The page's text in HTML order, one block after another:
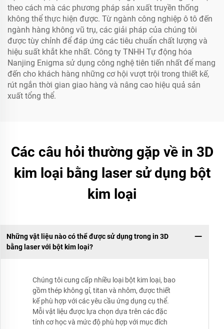
theo cách mà các phương pháp sản xuất truyền thống
không thể thực hiện được. Từ ngành công nghiệp ô tô đến
ngành hàng không vũ trụ, các giải pháp của chúng tôi
được tùy chỉnh để đáp ứng các tiêu chuẩn chất lượng và
hiệu suất khắt khe nhất. Công ty TNHH Tự động hóa
Nanjing Enigma sử dụng công nghệ tiên tiến nhất để mang
đến cho khách hàng những cơ hội vượt trội trong thiết kế,
rút ngắn thời gian giao hàng và nâng cao hiệu quả sản
xuất tổng thể.
Các câu hỏi thường gặp về in 3D
kim loại bằng laser sử dụng bột
kim loại
Những vật liệu nào có thể được sử dụng trong in 3D
bằng laser với bột kim loại?
Chúng tôi cung cấp nhiều loại bột kim loại, bao
gồm thép không gỉ, titan và nhôm, được thiết
kế phù hợp với các yêu cầu ứng dụng cụ thể.
Mỗi vật liệu được lựa chọn dựa trên các đặc
tính cơ học và mức độ phù hợp với mục đích